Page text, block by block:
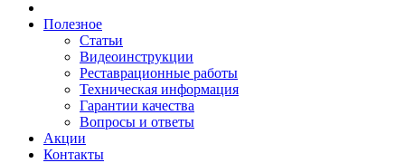
Полезное
Статьи
Видеоинструкции
Реставрационные работы
Техническая информация
Гарантии качества
Вопросы и ответы
Акции
Контакты